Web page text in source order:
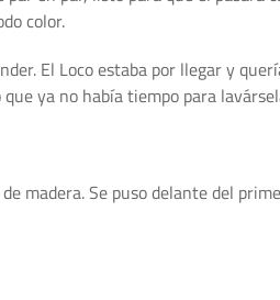
color.
El Loco estaba por llegar y
ya no había tiempo para
madera. Se puso delante del